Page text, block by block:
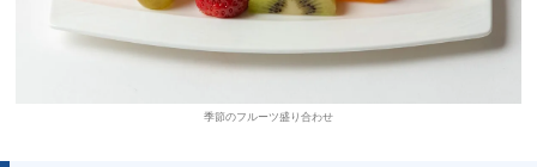
季節のフルーツ盛り合わせ